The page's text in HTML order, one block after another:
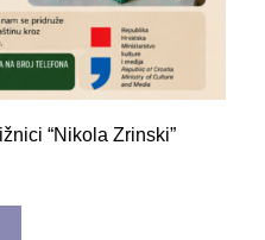
“Nikola Zrinski”